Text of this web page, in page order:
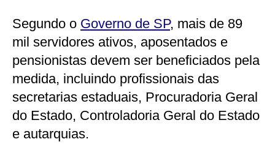
Segundo o Governo de SP, mais de 89
mil servidores ativos, aposentados e
pensionistas devem ser beneficiados pela
medida, incluindo profissionais das
secretarias estaduais, Procuradoria Geral
do Estado, Controladoria Geral do Estado
e autarquias.